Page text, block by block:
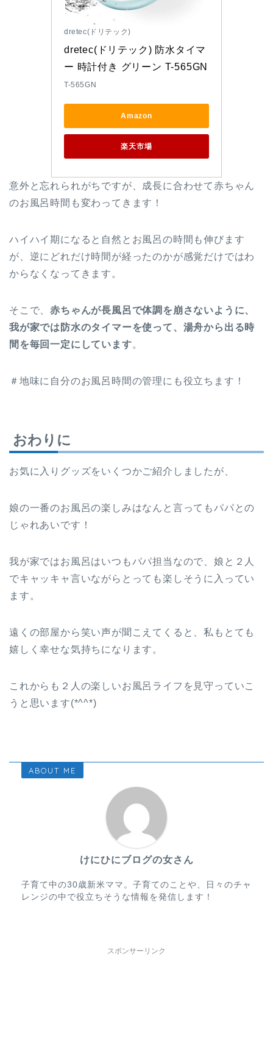
dretec(ドリテック)
dretec(ドリテック) 防水タイマ
ー 時計付き グリーン T-565GN
T-565GN
Amazon
楽天市場
意外と忘れられがちですが、成長に合わせて赤ちゃん
のお風呂時間も変わってきます！
ハイハイ期になると自然とお風呂の時間も伸びます
が、逆にどれだけ時間が経ったのかが感覚だけではわ
からなくなってきます。
そこで、赤ちゃんが長風呂で体調を崩さないように、
我が家では防水のタイマーを使って、湯舟から出る時
間を毎回一定にしています。
＃地味に自分のお風呂時間の管理にも役立ちます！
おわりに
お気に入りグッズをいくつかご紹介しましたが、
娘の一番のお風呂の楽しみはなんと言ってもパパとの
じゃれあいです！
我が家ではお風呂はいつもパパ担当なので、娘と２人
でキャッキャ言いながらとっても楽しそうに入ってい
ます。
遠くの部屋から笑い声が聞こえてくると、私もとても
嬉しく幸せな気持ちになります。
これからも２人の楽しいお風呂ライフを見守っていこ
うと思います(*^^*)
ABOUT ME
けにひにブログの女さん
子育て中の30歳新米ママ。子育てのことや、日々のチャ
レンジの中で役立ちそうな情報を発信します！
スポンサーリンク